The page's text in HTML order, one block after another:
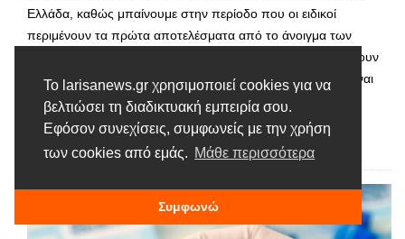
Το larisanews.gr χρησιμοποιεί cookies για να
βελτιώσει τη διαδικτυακή εμπειρία σου.
Εφόσον συνεχίσεις, συμφωνείς με την χρήση
των cookies από εμάς. Μάθε περισσότερα
Συμφωνώ
Ελλάδα, καθώς μπαίνουμε στην περίοδο που οι ειδικοί
περιμένουν τα πρώτα αποτελέσματα από το άνοιγμα των
καταστημάτων. Την ίδια στιγμή οι διασωληνωμένοι συνεχίζουν
να μειώνονται πολύ αργά, αλλά σταθερά, ενώ οι θάνατοι είναι
λιγότεροι από τον καθημερινό μέσο …